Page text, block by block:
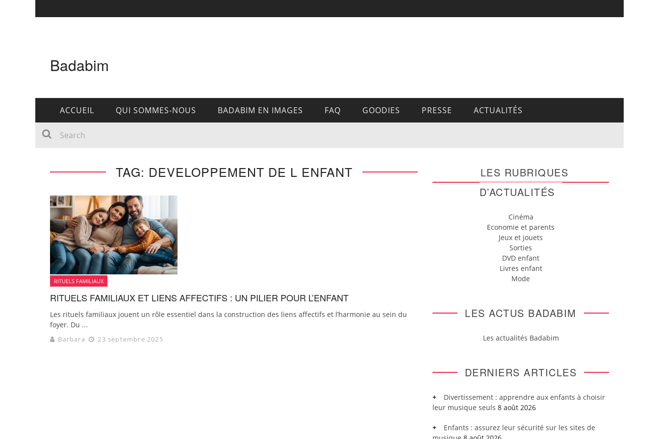
Badabim
ACCUEIL QUI SOMMES-NOUS BADABIM EN IMAGES FAQ GOODIES PRESSE ACTUALITÉS
TAG: DEVELOPPEMENT DE L ENFANT
RITUELS FAMILIAUX
RITUELS FAMILIAUX ET LIENS AFFECTIFS : UN PILIER POUR L’ENFANT
Les rituels familiaux jouent un rôle essentiel dans la construction des liens affectifs et l’harmonie au sein du
foyer. Du ...
Barbara 23 septembre 2025
LES RUBRIQUES
D’ACTUALITÉS
Cinéma
Economie et parents
Jeux et jouets
Sorties
DVD enfant
Livres enfant
Mode
LES ACTUS BADABIM
Les actualités Badabim
DERNIERS ARTICLES
Divertissement : apprendre aux enfants à choisir
leur musique seuls 8 août 2026
Enfants : assurez leur sécurité sur les sites de